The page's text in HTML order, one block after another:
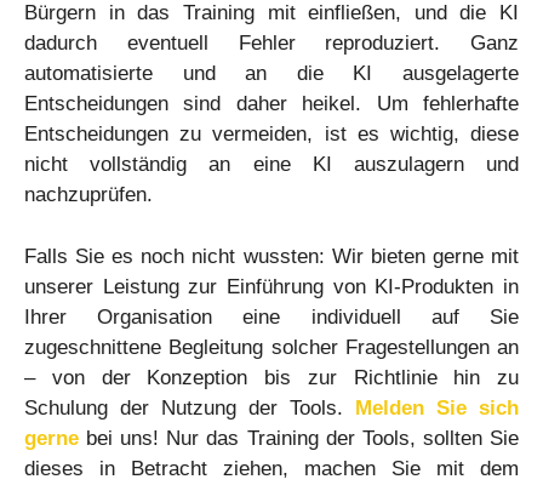
Bürgern in das Training mit einfließen, und die KI
dadurch eventuell Fehler reproduziert. Ganz
automatisierte und an die KI ausgelagerte
Entscheidungen sind daher heikel. Um fehlerhafte
Entscheidungen zu vermeiden, ist es wichtig, diese
nicht vollständig an eine KI auszulagern und
nachzuprüfen.
Falls Sie es noch nicht wussten: Wir bieten gerne mit
unserer Leistung zur Einführung von KI-Produkten in
Ihrer Organisation eine individuell auf Sie
zugeschnittene Begleitung solcher Fragestellungen an
– von der Konzeption bis zur Richtlinie hin zu
Schulung der Nutzung der Tools. Melden Sie sich
gerne bei uns! Nur das Training der Tools, sollten Sie
dieses in Betracht ziehen, machen Sie mit dem